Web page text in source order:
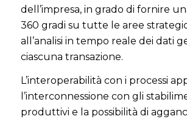
dell’impresa, in grado di fornire
360 gradi su tutte le aree
all’analisi in tempo reale dei dati
ciascuna transazione.
L’interoperabilità con i processi
l’interconnessione con gli
produttivi e la possibilità di